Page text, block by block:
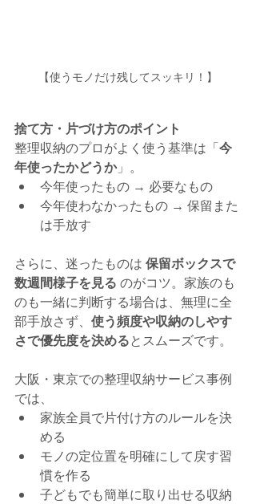
【使うモノだけ残してスッキリ！】
捨て方・片づけ方のポイント
整理収納のプロがよく使う基準は「今
年使ったかどうか」。
今年使ったもの → 必要なもの
今年使わなかったもの → 保留また
は手放す
さらに、迷ったものは 保留ボックスで
数週間様子を見る のがコツ。家族のも
のも一緒に判断する場合は、無理に全
部手放さず、 使う頻度や収納のしやす
さで優先度を決めるとスムーズです。
大阪・東京での整理収納サービス事例
では、
家族全員で片付け方のルールを決
める
モノの定位置を明確にして戻す習
慣を作る
子どもでも簡単に取り出せる収納